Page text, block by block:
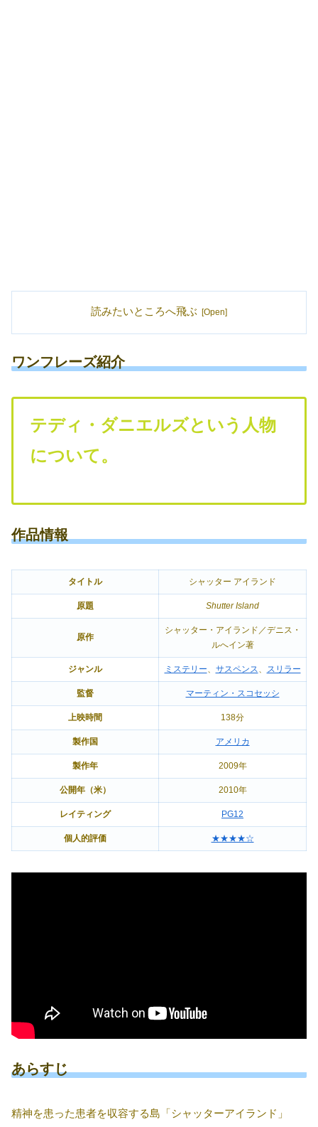
読みたいところへ飛ぶ
ワンフレーズ紹介
テディ・ダニエルズという人物
について。
作品情報
タイトル シャッター アイランド
原題 Shutter Island
原作
シャッター・アイランド／デニス・
ルへイン著
ジャンル ミステリー、 サスペンス、 スリラー
監督 マーティン・スコセッシ
上映時間 138分
製作国 アメリカ
製作年 2009年
公開年（米） 2010年
レイティング PG12
個人的評価 ★★★★☆
あらすじ
精神を患った患者を収容する島「シャッターアイランド」